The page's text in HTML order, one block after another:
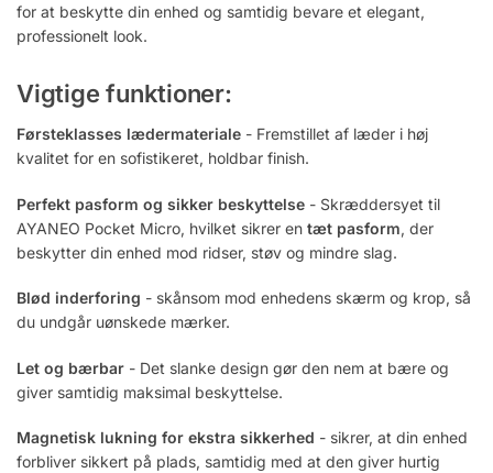
for at beskytte din enhed og samtidig bevare et elegant,
professionelt look.
Vigtige funktioner:
Førsteklasses lædermateriale - Fremstillet af læder i høj
kvalitet for en sofistikeret, holdbar finish.
Perfekt pasform og sikker beskyttelse - Skræddersyet til
AYANEO Pocket Micro, hvilket sikrer en tæt pasform, der
beskytter din enhed mod ridser, støv og mindre slag.
Blød inderforing - skånsom mod enhedens skærm og krop, så
du undgår uønskede mærker.
Let og bærbar - Det slanke design gør den nem at bære og
giver samtidig maksimal beskyttelse.
Magnetisk lukning for ekstra sikkerhed - sikrer, at din enhed
forbliver sikkert på plads, samtidig med at den giver hurtig